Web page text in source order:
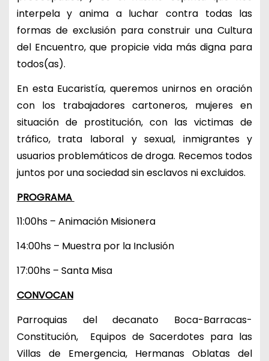
interpela y anima a luchar contra todas las
formas de exclusión para construir una Cultura
del Encuentro, que propicie vida más digna para
todos(as).
En esta Eucaristía, queremos unirnos en oración
con los trabajadores cartoneros, mujeres en
situación de prostitución, con las victimas de
tráfico, trata laboral y sexual, inmigrantes y
usuarios problemáticos de droga. Recemos todos
juntos por una sociedad sin esclavos ni excluidos.
PROGRAMA
11:00hs – Animación Misionera
14:00hs – Muestra por la Inclusión
17:00hs – Santa Misa
CONVOCAN
Parroquias del decanato Boca-Barracas-
Constitución, Equipos de Sacerdotes para las
Villas de Emergencia, Hermanas Oblatas del